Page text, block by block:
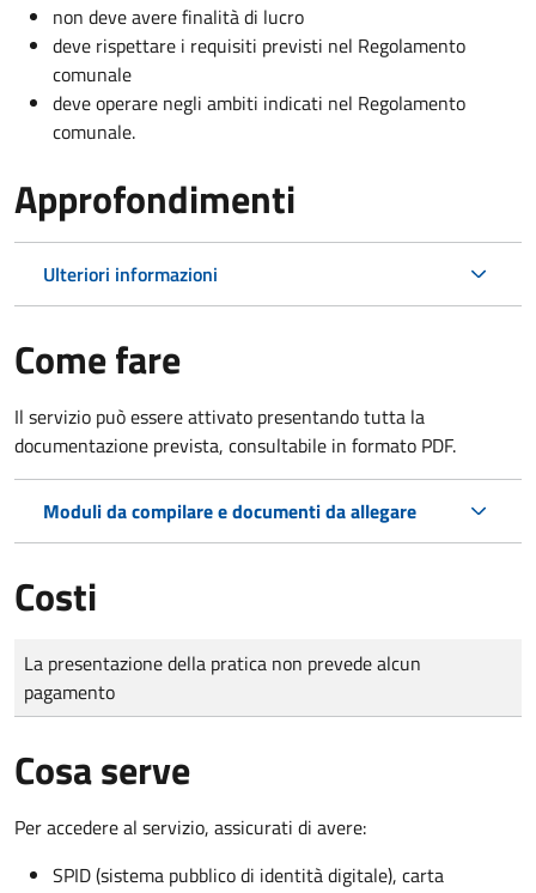
non deve avere finalità di lucro
deve rispettare i requisiti previsti nel Regolamento
comunale
deve operare negli ambiti indicati nel Regolamento
comunale.
Approfondimenti
Ulteriori informazioni
Come fare
Il servizio può essere attivato presentando tutta la
documentazione prevista, consultabile in formato PDF.
Moduli da compilare e documenti da allegare
Costi
Tipo di pagamento
Importo
La presentazione della pratica non prevede alcun
pagamento
Cosa serve
Per accedere al servizio, assicurati di avere:
SPID (sistema pubblico di identità digitale), carta